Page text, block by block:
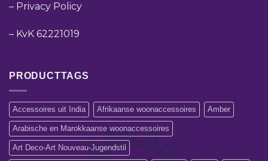
– Privacy Policy
– KvK 62221019
PRODUCTTAGS
Accessoires uit India Afrikaanse woonaccessoires Amber
Arabische en Marokkaanse woonaccessoires
Art Deco-Art Nouveau-Jugendstil